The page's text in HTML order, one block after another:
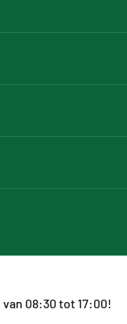
08:30 tot 17:00!